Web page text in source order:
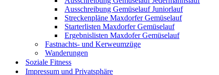
Ausschreibung Gemüselauf Juniorlauf
Streckenpläne Maxdorfer Gemüselauf
Starterlisten Maxdorfer Gemüselauf
Ergebnislisten Maxdofer Gemüselauf
Fastnachts- und Kerweumzüge
Wanderungen
Soziale Fitness
Impressum und Privatsphäre